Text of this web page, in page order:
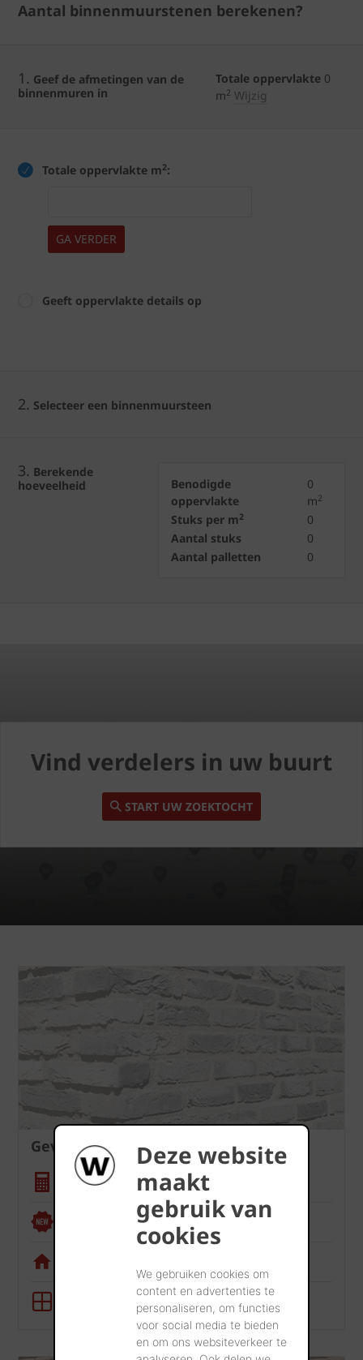
Deze website
maakt
gebruik van
cookies
We gebruiken cookies om
content en advertenties te
personaliseren, om functies
voor social media te bieden
en om ons websiteverkeer te
Aantal binnenmuurstenen berekenen?
1. Geef de afmetingen van de
binnenmuren in
Totale oppervlakte 0
m2 Wijzig
Totale oppervlakte m2:
GA VERDER
Geeft oppervlakte details op
2. Selecteer een binnenmuursteen
3. Berekende
hoeveelheid
Benodigde
oppervlakte
0
m2
Stuks per m2
0
Aantal stuks
0
Aantal palletten
0
Vind verdelers in uw buurt
START UW ZOEKTOCHT
Gevel
Hoeveelheidscalculator